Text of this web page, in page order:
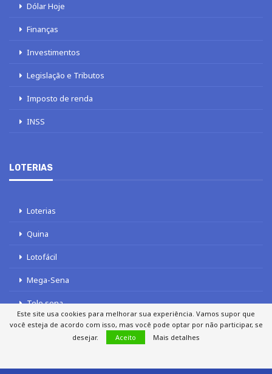
Dólar Hoje
Finanças
Investimentos
Legislação e Tributos
Imposto de renda
INSS
LOTERIAS
Loterias
Quina
Lotofácil
Mega-Sena
Tele sena
Este site usa cookies para melhorar sua experiência. Vamos supor que
você esteja de acordo com isso, mas você pode optar por não participar, se
desejar.
Aceito Mais detalhes